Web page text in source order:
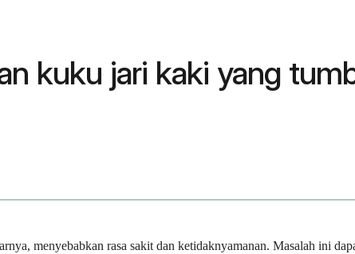
kuku jari kaki yang
menyebabkan rasa sakit dan ketidaknyamanan. Masalah ini